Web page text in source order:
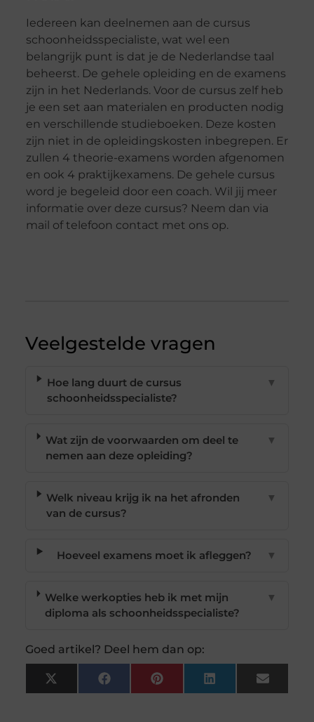
Iedereen kan deelnemen aan de cursus
schoonheidsspecialiste, wat wel een
belangrijk punt is dat je de Nederlandse taal
beheerst. De gehele opleiding en de examens
zijn in het Nederlands. Voor de cursus zelf heb
je een set aan materialen en producten nodig
en verschillende studieboeken. Deze kosten
zijn niet in de opleidingskosten inbegrepen. Er
zullen 4 theorie-examens worden afgenomen
en ook 4 praktijkexamens. De gehele cursus
word je begeleid door een coach. Wil jij meer
informatie over deze cursus? Neem dan via
mail of telefoon contact met ons op.
Veelgestelde vragen
Hoe lang duurt de cursus
schoonheidsspecialiste?
▼
Wat zijn de voorwaarden om deel te
nemen aan deze opleiding?
▼
Welk niveau krijg ik na het afronden
van de cursus?
▼
Hoeveel examens moet ik afleggen? ▼
Welke werkopties heb ik met mijn
diploma als schoonheidsspecialiste?
▼
Goed artikel? Deel hem dan op:
X
(Twitter)
FacebookPinterest LinkedIn Email